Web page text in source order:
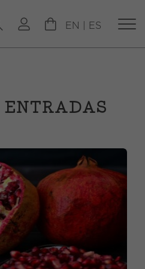
EN ES